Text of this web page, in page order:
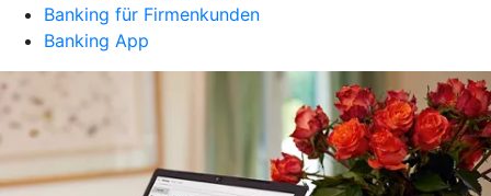
Banking für Firmenkunden
Banking App